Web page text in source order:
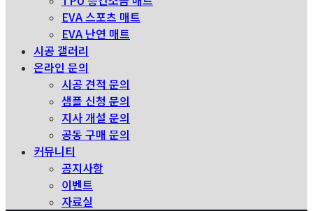
EVA 스포츠 매트
EVA 난연 매트
시공 갤러리
온라인 문의
시공 견적 문의
샘플 신청 문의
지사 개설 문의
공동 구매 문의
커뮤니티
공지사항
이벤트
자료실